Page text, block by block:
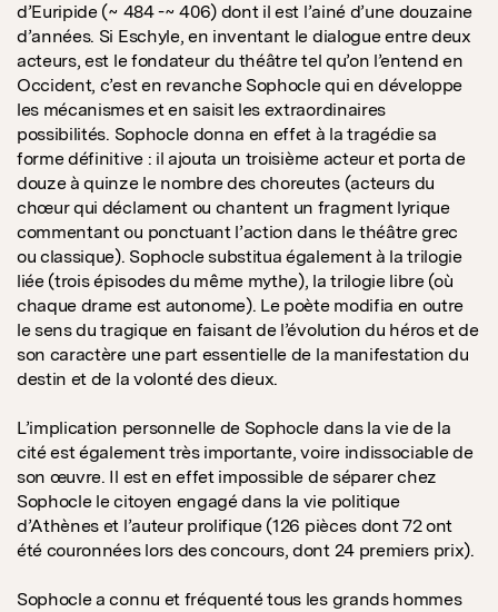
d’Euripide (~ 484 -~ 406) dont il est l’ainé d’une douzaine
d’années. Si Eschyle, en inventant le dialogue entre deux
acteurs, est le fondateur du théâtre tel qu’on l’entend en
Occident, c’est en revanche Sophocle qui en développe
les mécanismes et en saisit les extraordinaires
possibilités. Sophocle donna en effet à la tragédie sa
forme définitive : il ajouta un troisième acteur et porta de
douze à quinze le nombre des choreutes (acteurs du
chœur qui déclament ou chantent un fragment lyrique
commentant ou ponctuant l’action dans le théâtre grec
ou classique). Sophocle substitua également à la trilogie
liée (trois épisodes du même mythe), la trilogie libre (où
chaque drame est autonome). Le poète modifia en outre
le sens du tragique en faisant de l’évolution du héros et de
son caractère une part essentielle de la manifestation du
destin et de la volonté des dieux.
L’implication personnelle de Sophocle dans la vie de la
cité est également très importante, voire indissociable de
son œuvre. Il est en effet impossible de séparer chez
Sophocle le citoyen engagé dans la vie politique
d’Athènes et l’auteur prolifique (126 pièces dont 72 ont
été couronnées lors des concours, dont 24 premiers prix).
Sophocle a connu et fréquenté tous les grands hommes